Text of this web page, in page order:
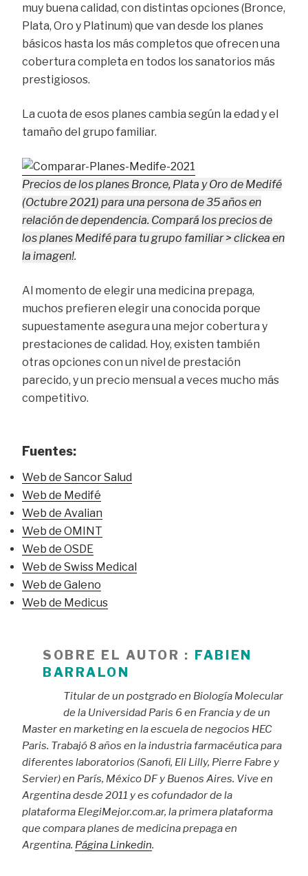
muy buena calidad, con distintas opciones (Bronce,
Plata, Oro y Platinum) que van desde los planes
básicos hasta los más completos que ofrecen una
cobertura completa en todos los sanatorios más
prestigiosos.
La cuota de esos planes cambia según la edad y el
tamaño del grupo familiar.
Precios de los planes Bronce, Plata y Oro de Medifé
(Octubre 2021) para una persona de 35 años en
relación de dependencia. Compará los precios de
los planes Medifé para tu grupo familiar > clickea en
la imagen!.
Al momento de elegir una medicina prepaga,
muchos prefieren elegir una conocida porque
supuestamente asegura una mejor cobertura y
prestaciones de calidad. Hoy, existen también
otras opciones con un nivel de prestación
parecido, y un precio mensual a veces mucho más
competitivo.
Fuentes:
Web de Sancor Salud
Web de Medifé
Web de Avalian
Web de OMINT
Web de OSDE
Web de Swiss Medical
Web de Galeno
Web de Medicus
SOBRE EL AUTOR :
FABIEN
BARRALON
Titular de un postgrado en Biología Molecular
de la Universidad Paris 6 en Francia y de un
Master en marketing en la escuela de negocios HEC
Paris. Trabajó 8 años en la industria farmacéutica para
diferentes laboratorios (Sanofi, Eli Lilly, Pierre Fabre y
Servier) en París, México DF y Buenos Aires. Vive en
Argentina desde 2011 y es cofundador de la
plataforma ElegiMejor.com.ar, la primera plataforma
que compara planes de medicina prepaga en
Argentina. Página Linkedin.